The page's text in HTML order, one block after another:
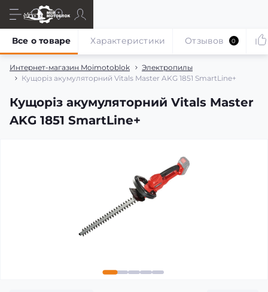
Интернет-магазин Moimotoblok
Электропилы
Кущоріз акумуляторний Vitals Master AKG 1851 SmartLine+
Кущоріз акумуляторний Vitals Master
AKG 1851 SmartLine+
Все о товаре Характеристики Отзывов 0